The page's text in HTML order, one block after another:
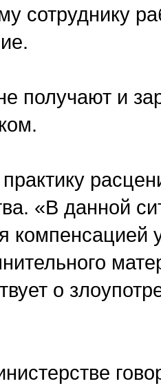
сотруднику
получают и
«В данной
компенсацией
о